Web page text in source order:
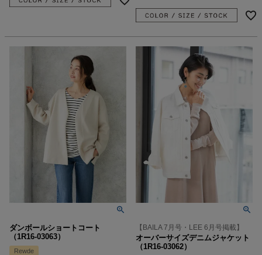
ダンボールショートコート
（1R16-03063）
Rewde
【BAILA 7月号・LEE 6月号掲載】
オーバーサイズデニムジャケット
（1R16-03062）